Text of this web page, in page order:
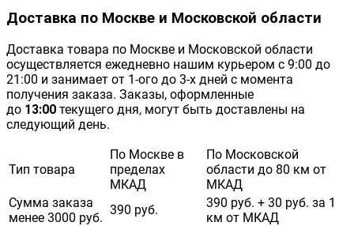
Доставка по Москве и Московской области
Доставка товара по Москве и Московской области
осуществляется ежедневно нашим курьером с 9:00 до
21:00 и занимает от 1-ого до 3-х дней с момента
получения заказа. Заказы, оформленные
до 13:00 текущего дня, могут быть доставлены на
следующий день.
Тип товара
По Москве в
пределах
МКАД
По Московской
области до 80 км от
МКАД
Сумма заказа
менее 3000 руб.
390 руб.
390 руб. + 30 руб. за 1
км от МКАД